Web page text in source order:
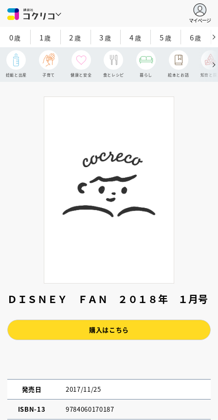
マイページ
0歳 1歳 2 歳 3歳 4歳 5歳 6歳
妊娠と出産 子育て 健康と安全 食とレシピ 暮らし 絵本とお話 知育と探
ＤＩＳＮＥＹ ＦＡＮ ２０１８年 １月号
購入はこちら
発売日 2017/11/25
ISBN-13 9784060170187